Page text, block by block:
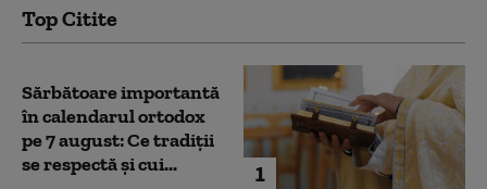
Top Citite
1
Sărbătoare importantă
în calendarul ortodox
pe 7 august: Ce tradiții
se respectă și cui...